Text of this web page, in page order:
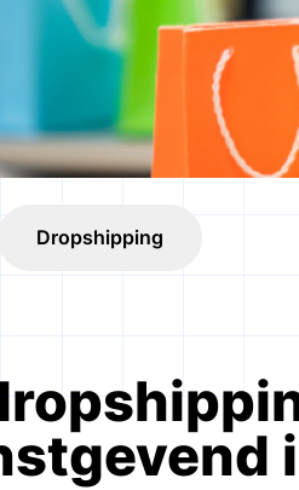
Dropshipping